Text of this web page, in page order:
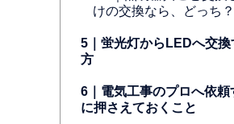
けの交換なら、どっち？
5｜蛍光灯からLEDへ交換
方
6｜電気工事のプロへ依頼
に押さえておくこと